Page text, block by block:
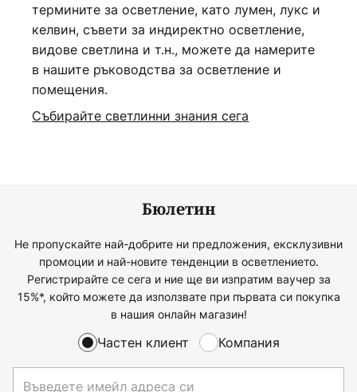
термините за осветление, като лумен, лукс и
келвин, съвети за индиректно осветление,
видове светлина и т.н., можете да намерите
в нашите ръководства за осветление и
помещения.
Събирайте светлинни знания сега
Бюлетин
Не пропускайте най-добрите ни предложения, ексклузивни
промоции и най-новите тенденции в осветлението.
Регистрирайте се сега и ние ще ви изпратим ваучер за
15%*, който можете да използвате при първата си покупка
в нашия онлайн магазин!
Частен клиент Компания